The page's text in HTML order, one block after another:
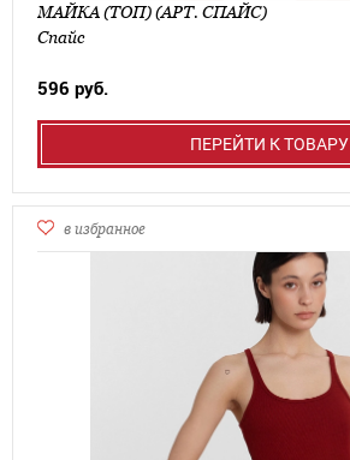
МАЙКА (ТОП) (АРТ. СПАЙС)
Спайс
596 руб.
ПЕРЕЙТИ К ТОВАРУ
в избранное